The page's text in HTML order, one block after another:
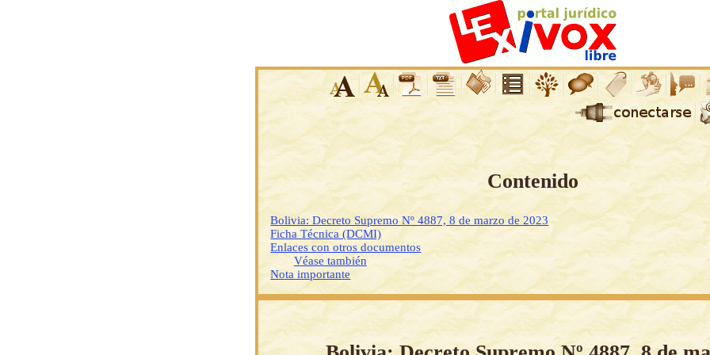
Contenido
Bolivia: Decreto Supremo Nº 4887, 8 de marzo de 2023
Ficha Técnica (DCMI)
Enlaces con otros documentos
Véase también
Nota importante